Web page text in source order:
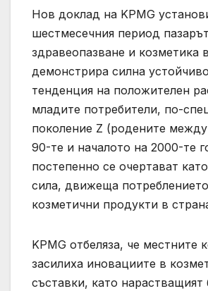
Нов доклад на KPMG
шестмесечния период
здравеопазване и козметика
демонстрира силна
тенденция на положителен
младите потребители, по-
поколение Z (родените
90-те и началото на 2000-те
постепенно се очертават
сила, движеща
козметични продукти в
KPMG отбеляза, че местните
засилиха иновациите в
съставки, като нарастващият